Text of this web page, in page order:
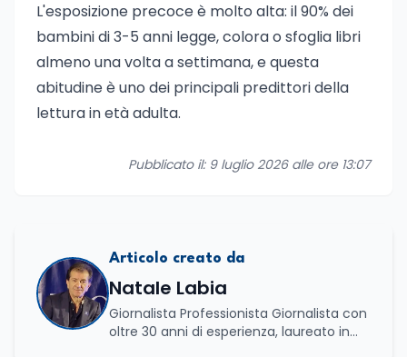
L'esposizione precoce è molto alta: il 90% dei
bambini di 3-5 anni legge, colora o sfoglia libri
almeno una volta a settimana, e questa
abitudine è uno dei principali predittori della
lettura in età adulta.
Pubblicato il: 9 luglio 2026 alle ore 13:07
Articolo creato da
Natale Labia
Giornalista Professionista Giornalista con
oltre 30 anni di esperienza, laureato in